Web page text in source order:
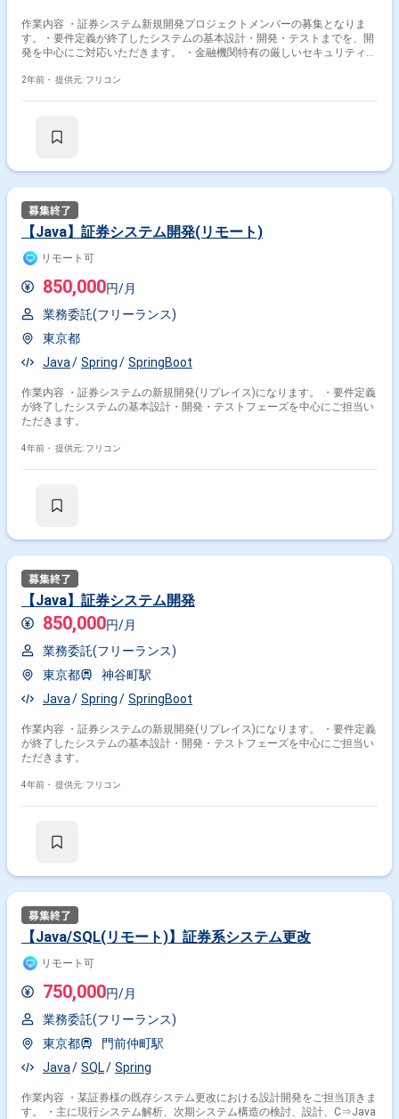
作業内容 ・証券システム新規開発プロジェクトメンバーの募集となりま
す。・要件定義が終了したシステムの基本設計・開発・テストまでを、開
発を中心にご対応いただきます。 ・金融機関特有の厳しいセキュリティは
2年前・ 提供元: フリコン
【Java】証券システム開発(リモート)
リモート可
850,000円/月
業務委託(フリーランス)
東京都
Java
Spring SpringBoot
作業内容 ・証券システムの新規開発(リプレイス)になります。 ・要件定義
が終了したシステムの基本設計・開発・テストフェーズを中心にご担当い
ただきます。
4年前・ 提供元: フリコン
【Java】証券システム開発
850,000円/月
業務委託(フリーランス)
東京都
神谷町駅
Java
Spring SpringBoot
作業内容 ・証券システムの新規開発(リプレイス)になります。 ・要件定義
が終了したシステムの基本設計・開発・テストフェーズを中心にご担当い
ただきます。
4年前・ 提供元: フリコン
【Java/SQL(リモート)】証券系システム更改
リモート可
750,000円/月
業務委託(フリーランス)
東京都
門前仲町駅
Java
SQL Spring
作業内容 ・某証券様の既存システム更改における設計開発をご担当頂きま
す。 ・主に現行システム解析、次期システム構造の検討、設計、C⇒Java